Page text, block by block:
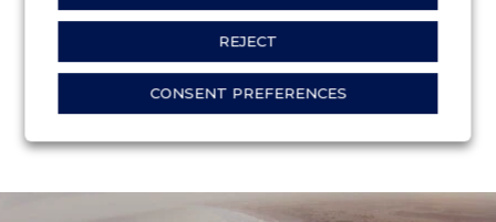
REJECT
CONSENT PREFERENCES